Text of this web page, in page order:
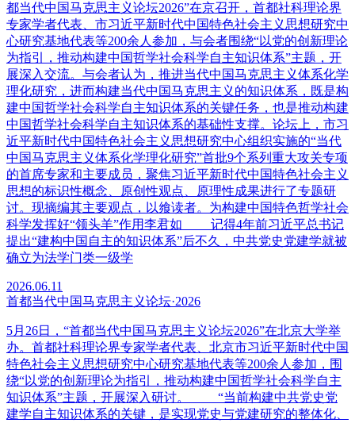
都当代中国马克思主义论坛2026”在京召开，首都社科理论界
专家学者代表、市习近平新时代中国特色社会主义思想研究中
心研究基地代表等200余人参加，与会者围绕“以党的创新理论
为指引，推动构建中国哲学社会科学自主知识体系”主题，开
展深入交流。与会者认为，推进当代中国马克思主义体系化学
理化研究，进而构建当代中国马克思主义的知识体系，既是构
建中国哲学社会科学自主知识体系的关键任务，也是推动构建
中国哲学社会科学自主知识体系的基础性支撑。论坛上，市习
近平新时代中国特色社会主义思想研究中心组织实施的“当代
中国马克思主义体系化学理化研究”首批9个系列重大攻关专项
的首席专家和主要成员，聚焦习近平新时代中国特色社会主义
思想的标识性概念、原创性观点、原理性成果进行了专题研
讨。现摘编其主要观点，以飨读者。为构建中国特色哲学社会
科学发挥好“领头羊”作用李君如 记得4年前习近平总书记
提出“建构中国自主的知识体系”后不久，中共党史党建学就被
确立为法学门类一级学
2026.06.11
首都当代中国马克思主义论坛·2026
5月26日，“首都当代中国马克思主义论坛2026”在北京大学举
办。首都社科理论界专家学者代表、北京市习近平新时代中国
特色社会主义思想研究中心研究基地代表等200余人参加，围
绕“以党的创新理论为指引，推动构建中国哲学社会科学自主
知识体系”主题，开展深入研讨。 “当前构建中共党史党
建学自主知识体系的关键，是实现党史与党建研究的整体化、